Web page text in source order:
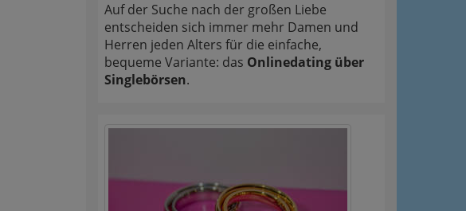
Auf der Suche nach der großen Liebe
entscheiden sich immer mehr Damen und
Herren jeden Alters für die einfache,
bequeme Variante: das Onlinedating über
Singlebörsen.